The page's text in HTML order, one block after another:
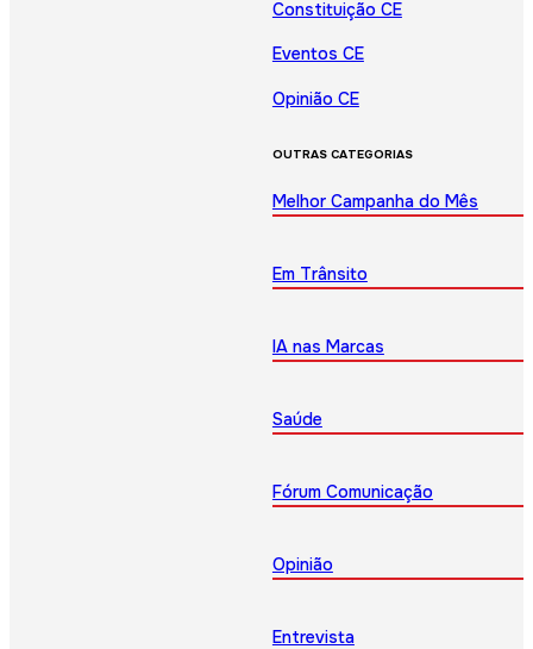
Constituição CE
Eventos CE
Opinião CE
OUTRAS CATEGORIAS
Melhor Campanha do Mês
Em Trânsito
IA nas Marcas
Saúde
Fórum Comunicação
Opinião
Entrevista